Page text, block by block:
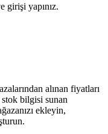
girişi yapınız.
alınan fiyatları
stok bilgisi sunan
ekleyin,